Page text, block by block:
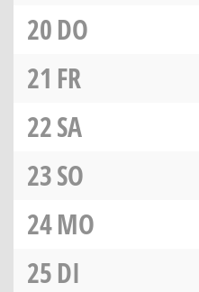
20DO
21 FR
22SA
23SO
24MO
25DI